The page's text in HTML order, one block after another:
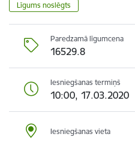
Līgums noslēgts
Paredzamā līgumcena
16529.8
Iesniegšanas termiņš
10:00, 17.03.2020
Iesniegšanas vieta